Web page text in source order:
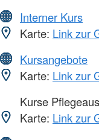
Interner Kurs
Karte: Link zur
Kursangebote
Karte: Link zur
Kurse
Karte: Link zur